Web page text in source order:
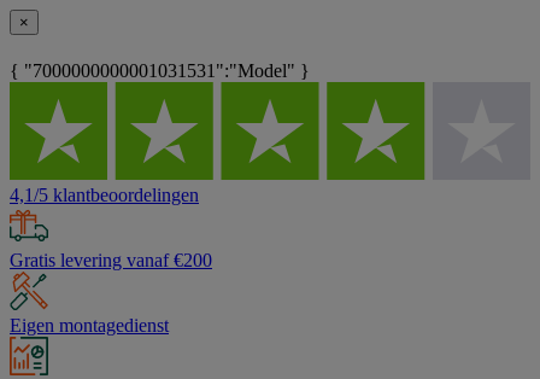
×
{ "7000000000001031531":"Model" }
4,1/5 klantbeoordelingen
Gratis levering vanaf €200
Eigen montagedienst